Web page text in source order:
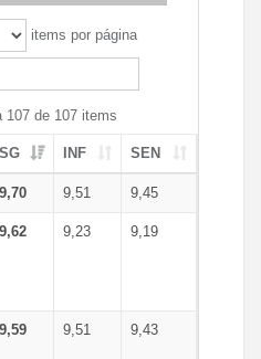
items por página
107 de 107 items
SG INF SEN
9,70 9,51 9,45
9,62 9,23 9,19
9,59 9,51 9,43